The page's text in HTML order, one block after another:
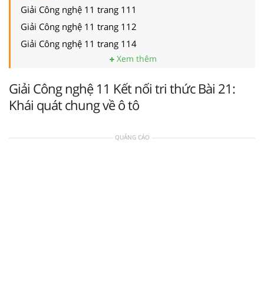
Giải Công nghệ 11 trang 111
Giải Công nghệ 11 trang 112
Giải Công nghệ 11 trang 114
Xem thêm
Giải Công nghệ 11 Kết nối tri thức Bài 21:
Khái quát chung về ô tô
QUẢNG CÁO